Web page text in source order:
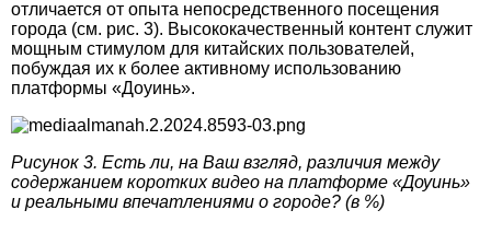
отличается от опыта непосредственного посещения
города (см. рис. 3). Высококачественный контент служит
мощным стимулом для китайских пользователей,
побуждая их к более активному использованию
платформы «Доуинь».
Рисунок 3. Есть ли, на Ваш взгляд, различия между
содержанием коротких видео на платформе «Доуинь»
и реальными впечатлениями о городе? (в %)